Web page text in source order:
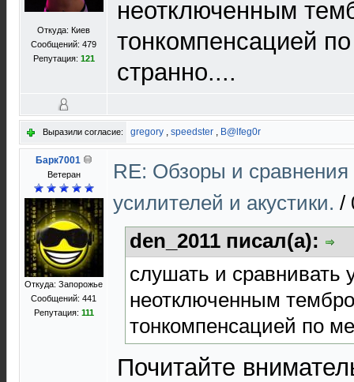
Откуда: Киев
Сообщений: 479
Репутация: 121
неотключенным
тонкомпенсацией
странно....
Выразили согласие: gregory , speedster , B@lfeg0r
Барк7001
Ветеран
Откуда: Запорожье
Сообщений: 441
Репутация: 111
RE: Обзоры и
усилителей и акустики. /
den_2011 писал(а):
слушать и сравнивать
неотключенным
тонкомпенсацией по
Почитайте